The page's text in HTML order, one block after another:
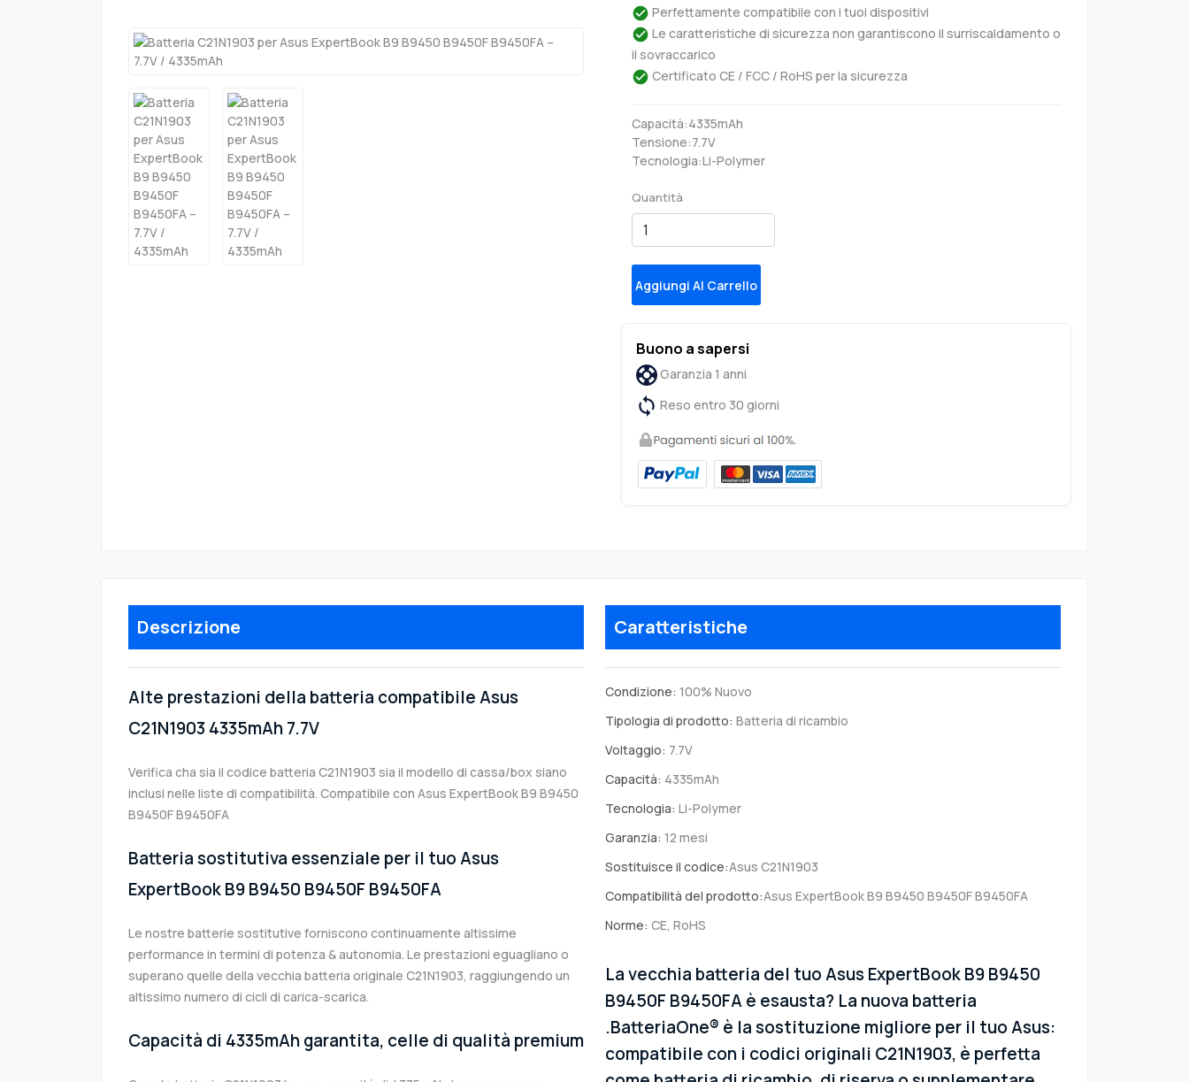
Perfettamente compatibile con i tuoi dispositivi
Le caratteristiche di sicurezza non garantiscono il surriscaldamento o
il sovraccarico
Certificato CE / FCC / RoHS per la sicurezza
Capacità:4335mAh
Tensione:7.7V
Tecnologia:Li-Polymer
Quantità
Aggiungi Al Carrello
Buono a sapersi
Garanzia 1 anni
Reso entro 30 giorni
Descrizione
Alte prestazioni della batteria compatibile Asus
C21N1903 4335mAh 7.7V
Verifica cha sia il codice batteria C21N1903 sia il modello di cassa/box siano
inclusi nelle liste di compatibilità. Compatibile con Asus ExpertBook B9 B9450
B9450F B9450FA
Batteria sostitutiva essenziale per il tuo Asus
ExpertBook B9 B9450 B9450F B9450FA
Le nostre batterie sostitutive forniscono continuamente altissime
performance in termini di potenza & autonomia. Le prestazioni eguagliano o
superano quelle della vecchia batteria originale C21N1903, raggiungendo un
altissimo numero di cicli di carica-scarica.
Capacità di 4335mAh garantita, celle di qualità premium
Caratteristiche
Condizione: 100% Nuovo
Tipologia di prodotto: Batteria di ricambio
Voltaggio: 7.7V
Capacità: 4335mAh
Tecnologia: Li-Polymer
Garanzia: 12 mesi
Sostituisce il codice:Asus C21N1903
Compatibilità del prodotto:Asus ExpertBook B9 B9450 B9450F B9450FA
Norme: CE, RoHS
La vecchia batteria del tuo Asus ExpertBook B9 B9450
B9450F B9450FA è esausta? La nuova batteria
.BatteriaOne® è la sostituzione migliore per il tuo Asus:
compatibile con i codici originali C21N1903, è perfetta